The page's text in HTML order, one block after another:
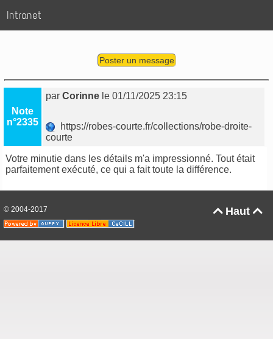
Intranet
Poster un message
Note
n°2335
parCorinne le 01/11/2025 23:15
https://robes-courte.fr/collections/robe-droite-
courte
Votre minutie dans les détails m'a impressionné. Tout était
parfaitement exécuté, ce qui a fait toute la différence.
Haut 
© 2004-2017